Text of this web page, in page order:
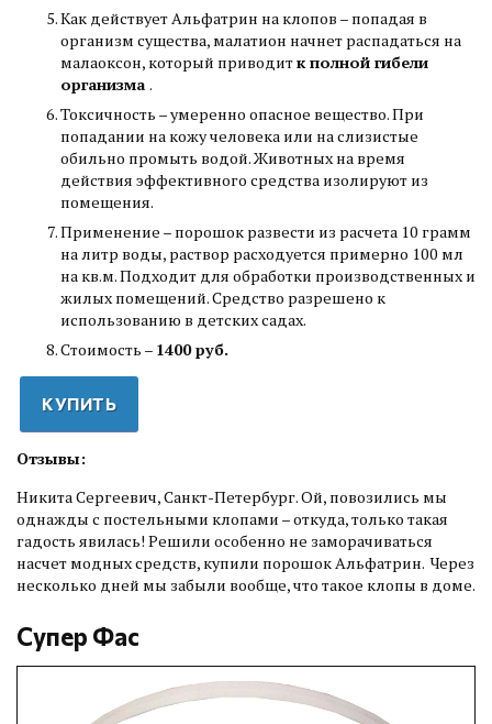
Как действует Альфатрин на клопов – попадая в
организм существа, малатион начнет распадаться на
малаоксон, который приводитк полной гибели
организма .
Токсичность – умеренно опасное вещество. При
попадании на кожу человека или на слизистые
обильно промыть водой. Животных на время
действия эффективного средства изолируют из
помещения.
Применение – порошок развести из расчета 10 грамм
на литр воды, раствор расходуется примерно 100 мл
на кв.м. Подходит для обработки производственных и
жилых помещений. Средство разрешено к
использованию в детских садах.
Стоимость – 1400 руб.
КУПИТЬ
Отзывы:
Никита Сергеевич, Санкт-Петербург. Ой, повозились мы
однажды с постельными клопами – откуда, только такая
гадость явилась! Решили особенно не заморачиваться
насчет модных средств, купили порошок Альфатрин. Через
несколько дней мы забыли вообще, что такое клопы в доме.
Супер Фас